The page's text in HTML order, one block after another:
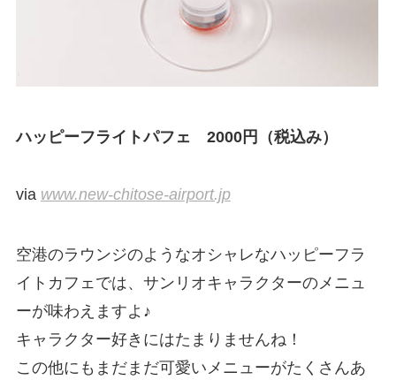
ハッピーフライトパフェ 2000円（税込み）
via www.new-chitose-airport.jp
空港のラウンジのようなオシャレなハッピーフラ
イトカフェでは、サンリオキャラクターのメニュ
ーが味わえますよ♪
キャラクター好きにはたまりませんね！
この他にもまだまだ可愛いメニューがたくさんあ